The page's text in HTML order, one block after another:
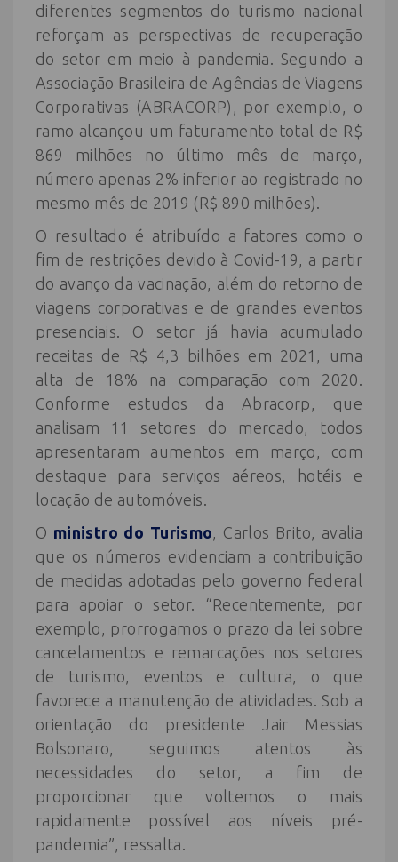
diferentes segmentos do turismo nacional
reforçam as perspectivas de recuperação
do setor em meio à pandemia. Segundo a
Associação Brasileira de Agências de Viagens
Corporativas (ABRACORP), por exemplo, o
ramo alcançou um faturamento total de R$
869 milhões no último mês de março,
número apenas 2% inferior ao registrado no
mesmo mês de 2019 (R$ 890 milhões).
O resultado é atribuído a fatores como o
fim de restrições devido à Covid-19, a partir
do avanço da vacinação, além do retorno de
viagens corporativas e de grandes eventos
presenciais. O setor já havia acumulado
receitas de R$ 4,3 bilhões em 2021, uma
alta de 18% na comparação com 2020.
Conforme estudos da Abracorp, que
analisam 11 setores do mercado, todos
apresentaram aumentos em março, com
destaque para serviços aéreos, hotéis e
locação de automóveis.
O ministro do Turismo , Carlos Brito, avalia
que os números evidenciam a contribuição
de medidas adotadas pelo governo federal
para apoiar o setor. “Recentemente, por
exemplo, prorrogamos o prazo da lei sobre
cancelamentos e remarcações nos setores
de turismo, eventos e cultura, o que
favorece a manutenção de atividades. Sob a
orientação do presidente Jair Messias
Bolsonaro, seguimos atentos às
necessidades do setor, a fim de
proporcionar que voltemos o mais
rapidamente possível aos níveis pré-
pandemia”, ressalta.